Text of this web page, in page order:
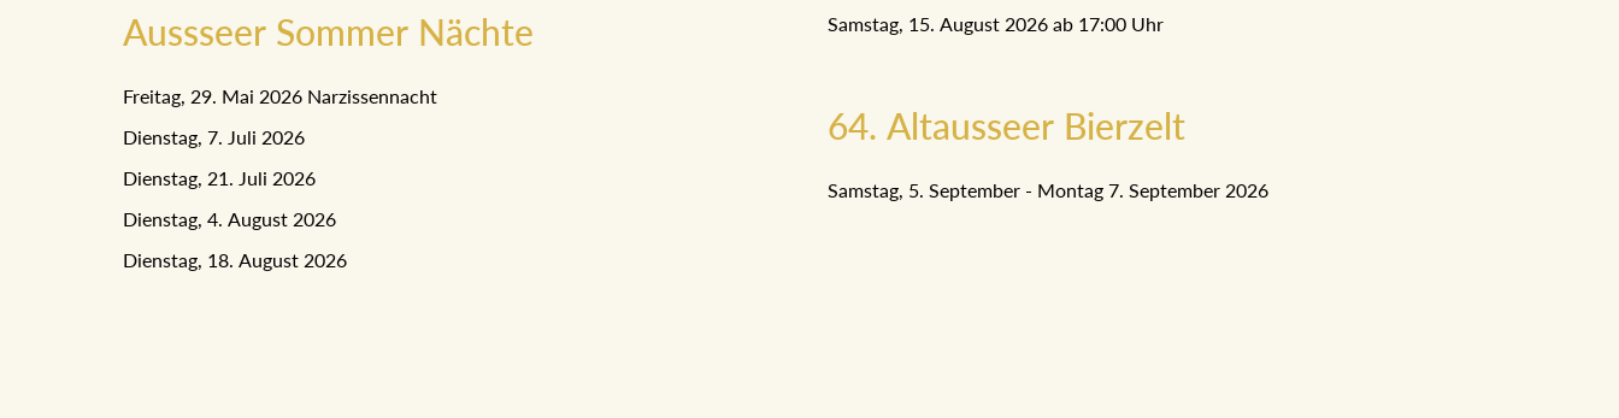
Aussseer Sommer Nächte
Freitag, 29. Mai 2026 Narzissennacht
Dienstag, 7. Juli 2026
Dienstag, 21. Juli 2026
Dienstag, 4. August 2026
Dienstag, 18. August 2026
Samstag, 15. August 2026 ab 17:00 Uhr
64. Altausseer Bierzelt
Samstag, 5. September - Montag 7. September 2026